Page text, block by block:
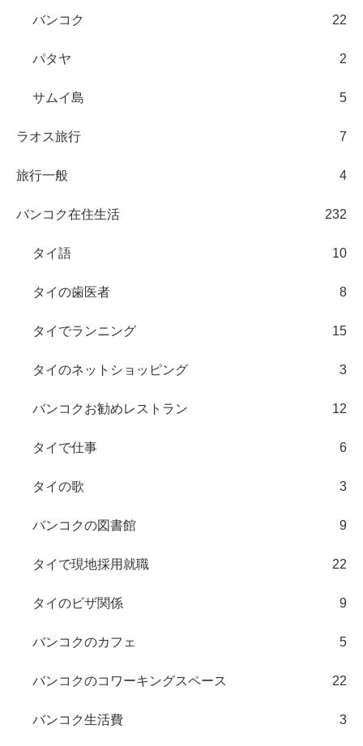
バンコク 22
パタヤ 2
サムイ島 5
ラオス旅行 7
旅行一般 4
バンコク在住生活 232
タイ語 10
タイの歯医者 8
タイでランニング 15
タイのネットショッピング 3
バンコクお勧めレストラン 12
タイで仕事 6
タイの歌 3
バンコクの図書館 9
タイで現地採用就職 22
タイのビザ関係 9
バンコクのカフェ 5
バンコクのコワーキングスペース 22
バンコク生活費 3